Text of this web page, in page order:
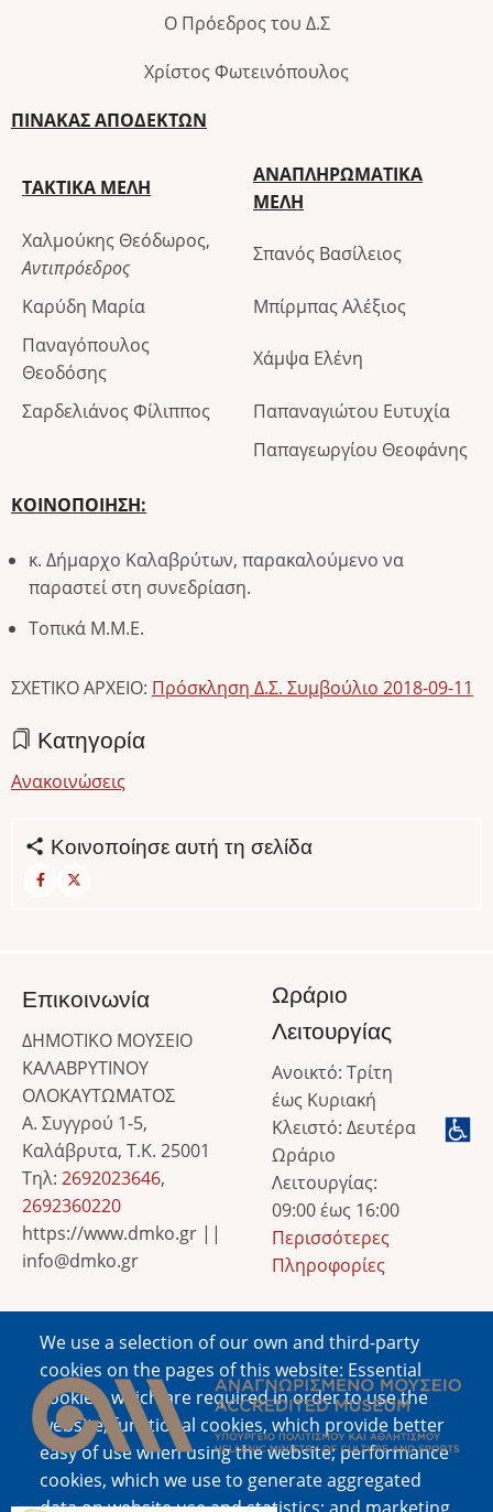
Ο Πρόεδρος του Δ.Σ
Χρίστος Φωτεινόπουλος
ΠΙΝΑΚΑΣ ΑΠΟΔΕΚΤΩΝ
ΤΑΚΤΙΚΑ ΜΕΛΗ
ΑΝΑΠΛΗΡΩΜΑΤΙΚΑ
ΜΕΛΗ
Χαλμούκης Θεόδωρος,
Αντιπρόεδρος
Σπανός Βασίλειος
Καρύδη Μαρία
Μπίρμπας Αλέξιος
Παναγόπουλος
Θεοδόσης
Χάμψα Ελένη
Σαρδελιάνος Φίλιππος
Παπαναγιώτου Ευτυχία
Παπαγεωργίου Θεοφάνης
ΚΟΙΝΟΠΟΙΗΣΗ:
κ. Δήμαρχο Καλαβρύτων, παρακαλούμενο να
παραστεί στη συνεδρίαση.
Τοπικά Μ.Μ.Ε.
ΣΧΕΤΙΚΟ ΑΡΧΕΙΟ: Πρόσκληση Δ.Σ. Συμβούλιο 2018-09-11
Κατηγορία
Ανακοινώσεις
Κοινοποίησε αυτή τη σελίδα
We use a selection of our own and third-party
cookies on the pages of this website: Essential
cookies, which are required in order to use the
website; functional cookies, which provide better
easy of use when using the website; performance
cookies, which we use to generate aggregated
Επικοινωνία
ΔΗΜΟΤΙΚΟ ΜΟΥΣΕΙΟ
ΚΑΛΑΒΡΥΤΙΝΟΥ
ΟΛΟΚΑΥΤΩΜΑΤΟΣ
Α. Συγγρού 1-5,
Καλάβρυτα, Τ.Κ. 25001
Τηλ: 2692023646,
2692360220
https://www.dmko.gr ||
info@dmko.gr
Ωράριο
Λειτουργίας
Ανοικτό: Τρίτη
έως Κυριακή
Κλειστό: Δευτέρα
Ωράριο
Λειτουργίας:
09:00 έως 16:00
Περισσότερες
Πληροφορίες
Image